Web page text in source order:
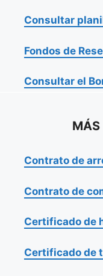
Consultar
Fondos de
Consultar el
MÁS
Contrato de
Contrato de
Certificado de
Certificado de